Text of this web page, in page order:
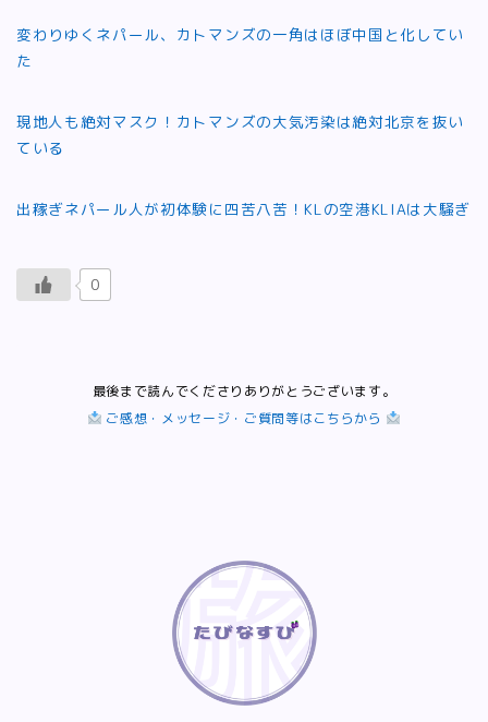
変わりゆくネパール、カトマンズの一角はほぼ中国と化してい
た
現地人も絶対マスク！カトマンズの大気汚染は絶対北京を抜い
ている
出稼ぎネパール人が初体験に四苦八苦！KLの空港KLIAは大騒ぎ
0
最後まで読んでくださりありがとうございます。
ご感想・メッセージ・ご質問等はこちらから